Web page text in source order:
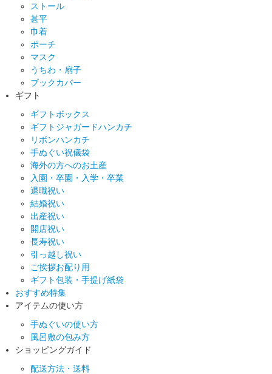
ストール
甚平
巾着
ポーチ
マスク
うちわ・扇子
ブックカバー
ギフト
ギフトボックス
ギフトジャガードハンカチ
リボンハンカチ
手ぬぐい祝儀袋
海外の方へのお土産
入園・卒園・入学・卒業
退職祝い
結婚祝い
出産祝い
開店祝い
長寿祝い
引っ越し祝い
ご挨拶お配り用
ギフト包装・手提げ紙袋
おすすめ特集
アイテムの使い方
手ぬぐいの使い方
風呂敷の包み方
ショッピングガイド
配送方法・送料